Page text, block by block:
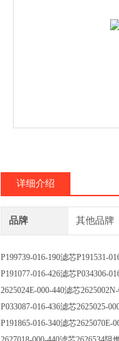
详细介绍
品牌 其他品牌
P199739-016-190滤芯P191531-
P191077-016-426滤芯P034306-
2625024E-000-440滤芯
P033087-016-436滤芯2625025-
P191865-016-340滤芯2625070E-